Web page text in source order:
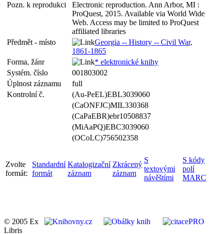
Pozn. k reprodukci
Electronic reproduction. Ann Arbor, MI :
ProQuest, 2015. Available via World Wide
Web. Access may be limited to ProQuest
affiliated libraries
Předmět - místo
Georgia -- History -- Civil War,
1861-1865
Forma, žánr
* elektronické knihy
Systém. číslo
001803002
Úplnost záznamu
full
Kontrolní č.
(Au-PeEL)EBL3039060
(CaONFJC)MIL330368
(CaPaEBR)ebr10508837
(MiAaPQ)EBC3039060
(OCoLC)756502358
Zvolte
formát:
Standardní
formát
Katalogizační
záznam
Zkrácený
záznam
S
textovými
návěštími
S kódy
polí
MARC
© 2005 Ex
Libris